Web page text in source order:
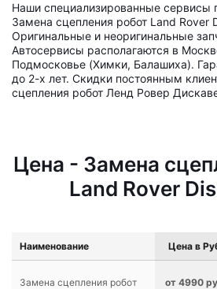
Наши специализированные сервисы
Замена сцепления робот Land Rover
Оригинальные и неоригинальные
Автосервисы располагаются в
Подмосковье (Химки, Балашиха).
до 2-х лет. Скидки постоянным
сцепления робот Ленд Ровер
Цена - Замена
Land Rover
Наименование Цена в
Замена сцепления робот от 4990